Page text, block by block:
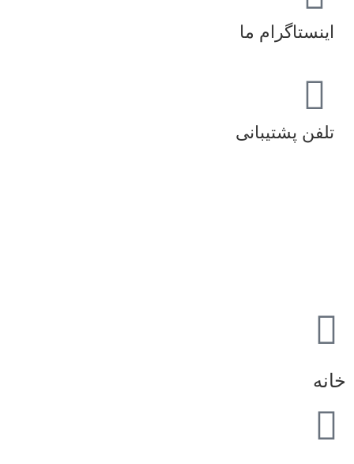
اینستاگرام ما
تلفن پشتیبانی
خانه